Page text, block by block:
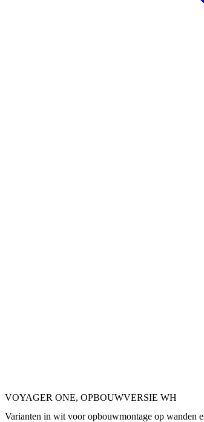
VOYAGER ONE, OPBOUWVERSIE WH
Varianten in wit voor opbouwmontage op wanden